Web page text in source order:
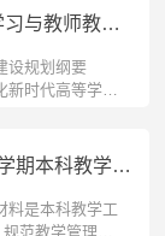
关于开展2026年高校学生学习与教师教学状况调查的...
设规划纲要
时代高等学校
关于开展2026-2027学年上学期本科教学基本材料检查...
料是本科教学工
范教学管理的